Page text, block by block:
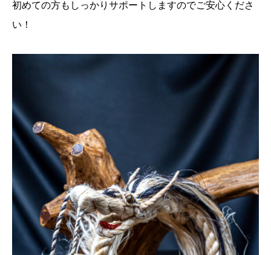
初めての方もしっかりサポートしますのでご安心くださ
い！